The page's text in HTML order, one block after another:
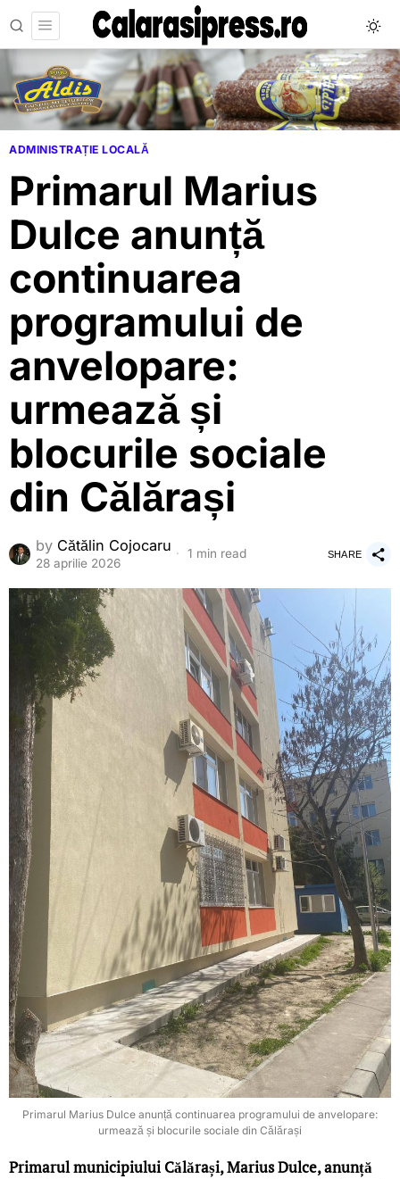
ADMINISTRAȚIE LOCALĂ
Primarul Marius
Dulce anunță
continuarea
programului de
anvelopare:
urmează și
blocurile sociale
din Călărași
by Cătălin Cojocaru
28 aprilie 2026
1 min read SHARE
Primarul Marius Dulce anunță continuarea programului de anvelopare:
urmează și blocurile sociale din Călărași
Primarul municipiului Călărași, Marius Dulce, anunță